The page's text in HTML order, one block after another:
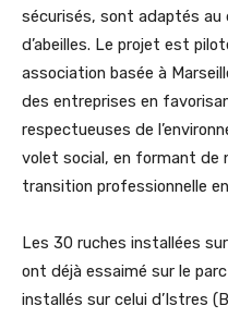
sécurisés, sont adaptés au
d’abeilles. Le projet est
association basée à
des entreprises en
respectueuses de
volet social, en formant de
transition professionnelle
Les 30 ruches installées
ont déjà essaimé sur le
installés sur celui d’Istres